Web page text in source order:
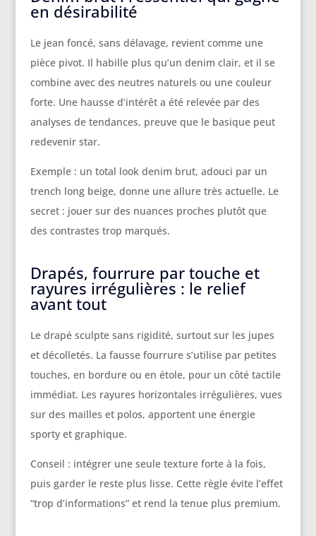
en désirabilité
Le jean foncé, sans délavage, revient comme une
pièce pivot. Il habille plus qu’un denim clair, et il se
combine avec des neutres naturels ou une couleur
forte. Une hausse d’intérêt a été relevée par des
analyses de tendances, preuve que le basique peut
redevenir star.
Exemple : un total look denim brut, adouci par un
trench long beige, donne une allure très actuelle. Le
secret : jouer sur des nuances proches plutôt que
des contrastes trop marqués.
Drapés, fourrure par touche et
rayures irrégulières : le relief
avant tout
Le drapé sculpte sans rigidité, surtout sur les jupes
et décolletés. La fausse fourrure s’utilise par petites
touches, en bordure ou en étole, pour un côté tactile
immédiat. Les rayures horizontales irrégulières, vues
sur des mailles et polos, apportent une énergie
sporty et graphique.
Conseil : intégrer une seule texture forte à la fois,
puis garder le reste plus lisse. Cette règle évite l’effet
“trop d’informations” et rend la tenue plus premium.